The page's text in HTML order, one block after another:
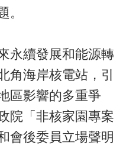
。
永續發展和能源轉
角海岸核電站，引
區影響的多重爭
院「非核家園專案
會後委員立場聲明